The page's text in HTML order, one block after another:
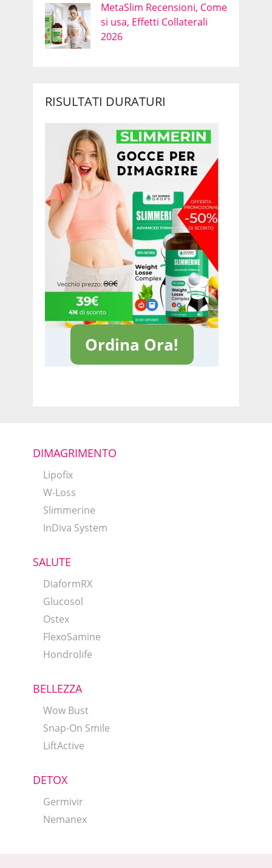
MetaSlim Recensioni, Come
si usa, Effetti Collaterali
2026
RISULTATI DURATURI
DIMAGRIMENTO
Lipofix
W-Loss
Slimmerine
InDiva System
SALUTE
DiaformRX
Glucosol
Ostex
FlexoSamine
Hondrolife
BELLEZZA
Wow Bust
Snap-On Smile
LiftActive
DETOX
Germivir
Nemanex